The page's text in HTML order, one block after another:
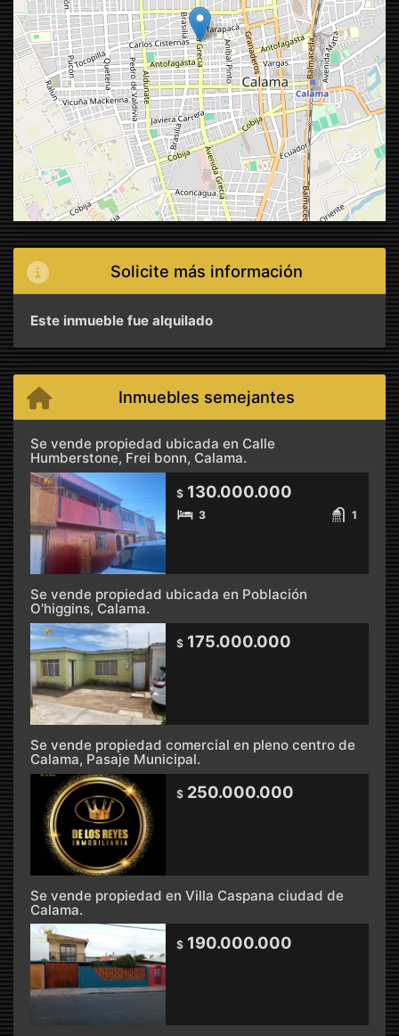
Solicite más información
Este inmueble fue alquilado
Inmuebles semejantes
Se vende propiedad ubicada en Calle
Humberstone, Frei bonn, Calama.
$ 130.000.000
3 1
Se vende propiedad ubicada en Población
O'higgins, Calama.
$ 175.000.000
Se vende propiedad comercial en pleno centro de
Calama, Pasaje Municipal.
$ 250.000.000
Se vende propiedad en Villa Caspana ciudad de
Calama.
$ 190.000.000